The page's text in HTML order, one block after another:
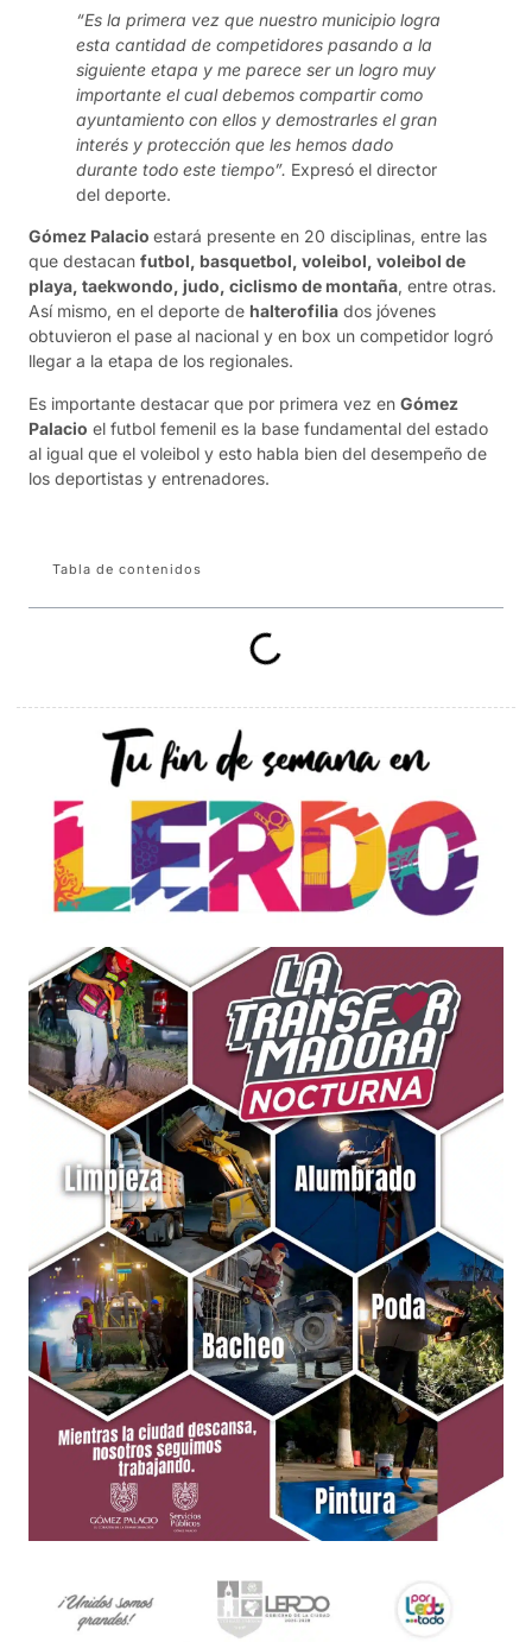
“Es la primera vez que nuestro municipio logra
esta cantidad de competidores pasando a la
siguiente etapa y me parece ser un logro muy
importante el cual debemos compartir como
ayuntamiento con ellos y demostrarles el gran
interés y protección que les hemos dado
durante todo este tiempo”. Expresó el director
del deporte.
Gómez Palacio estará presente en 20 disciplinas, entre las
que destacan futbol, basquetbol, voleibol, voleibol de
playa, taekwondo, judo, ciclismo de montaña, entre otras.
Así mismo, en el deporte de halterofilia dos jóvenes
obtuvieron el pase al nacional y en box un competidor logró
llegar a la etapa de los regionales.
Es importante destacar que por primera vez en Gómez
Palacio el futbol femenil es la base fundamental del estado
al igual que el voleibol y esto habla bien del desempeño de
los deportistas y entrenadores.
Tabla de contenidos